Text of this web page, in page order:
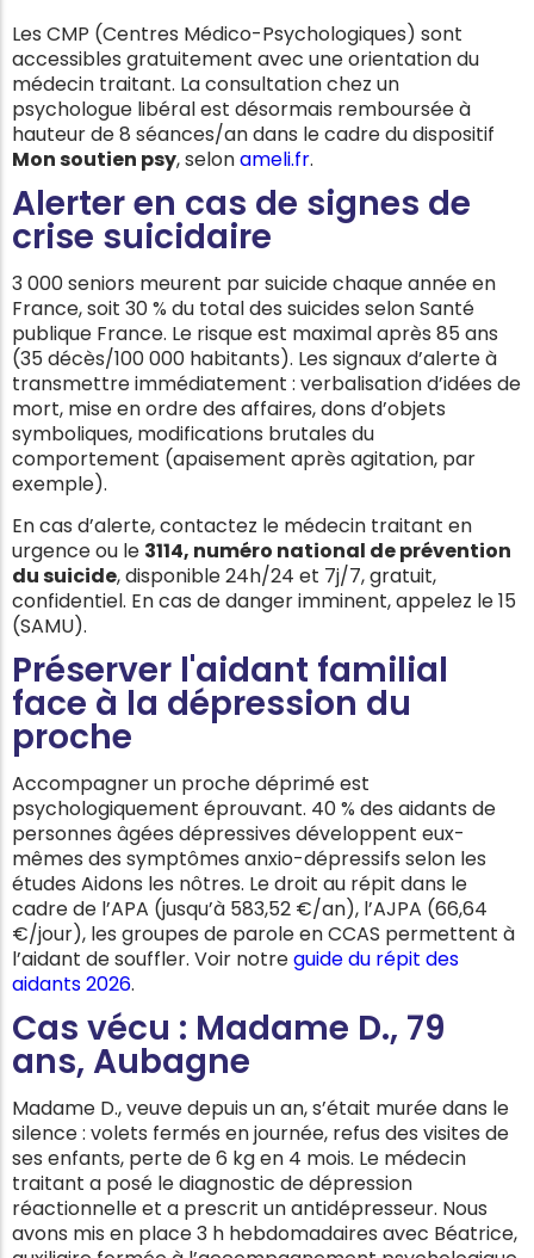
Les CMP (Centres Médico-Psychologiques) sont
accessibles gratuitement avec une orientation du
médecin traitant. La consultation chez un
psychologue libéral est désormais remboursée à
hauteur de 8 séances/an dans le cadre du dispositif
Mon soutien psy, selonameli.fr.
Alerter en cas de signes de
crise suicidaire
3 000 seniors meurent par suicide chaque année en
France, soit 30 % du total des suicides selon Santé
publique France. Le risque est maximal après 85 ans
(35 décès/100 000 habitants). Les signaux d’alerte à
transmettre immédiatement : verbalisation d’idées de
mort, mise en ordre des affaires, dons d’objets
symboliques, modifications brutales du
comportement (apaisement après agitation, par
exemple).
En cas d’alerte, contactez le médecin traitant en
urgence ou le 3114, numéro national de prévention
du suicide, disponible 24h/24 et 7j/7, gratuit,
confidentiel. En cas de danger imminent, appelez le 15
(SAMU).
Préserver l'aidant familial
face à la dépression du
proche
Accompagner un proche déprimé est
psychologiquement éprouvant. 40 % des aidants de
personnes âgées dépressives développent eux-
mêmes des symptômes anxio-dépressifs selon les
études Aidons les nôtres. Le droit au répit dans le
cadre de l’APA (jusqu’à 583,52 €/an), l’AJPA (66,64
€/jour), les groupes de parole en CCAS permettent à
l’aidant de souffler. Voir notreguide du répit des
aidants 2026.
Cas vécu : Madame D., 79
ans, Aubagne
Madame D., veuve depuis un an, s’était murée dans le
silence : volets fermés en journée, refus des visites de
ses enfants, perte de 6 kg en 4 mois. Le médecin
traitant a posé le diagnostic de dépression
réactionnelle et a prescrit un antidépresseur. Nous
avons mis en place 3 h hebdomadaires avec Béatrice,